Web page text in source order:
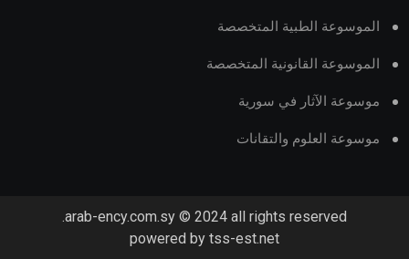
الموسوعة الطبية المتخصصة
الموسوعة القانونية المتخصصة
موسوعة الآثار في سورية
موسوعة العلوم والتقانات
arab-ency.com.sy © 2024 all rights reserved.
powered by tss-est.net